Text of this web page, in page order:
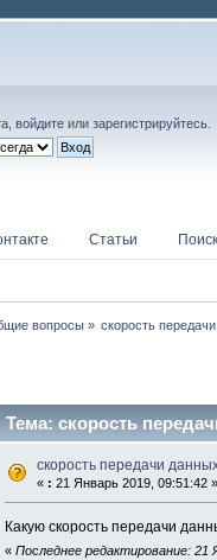
войдите или зарегистрируйтесь
Статьи Поиск
вопросы» скорость
Тема: скорость
скорость передачи
« : 21 Январь 2019, 09:51:42 »
Какую скорость передачи
« Последнее редактирование: 21